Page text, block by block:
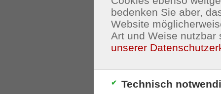
bedenken Sie aber,
Website
Art und Weise nutzbar
unserer
Technisch